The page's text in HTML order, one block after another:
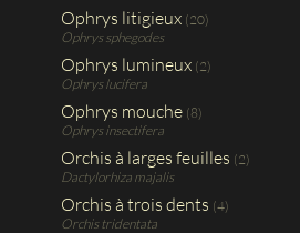
Ophrys litigieux (20)
Ophrys sphegodes
Ophrys lumineux (2)
Ophrys lucifera
Ophrys mouche (8)
Ophrys insectifera
Orchis à larges feuilles (2)
Dactylorhiza majalis
Orchis à trois dents (4)
Orchis tridentata